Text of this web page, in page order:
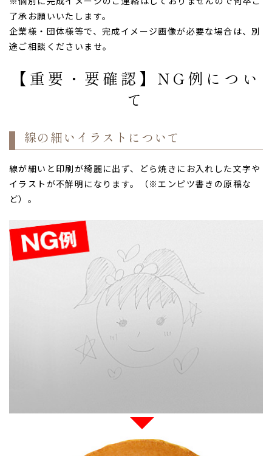
※個別に完成イメージのご連絡はしておりませんので何卒ご
了承お願いいたします。
企業様・団体様等で、完成イメージ画像が必要な場合は、別
途ご相談くださいませ。
【重要・要確認】NG例につい
て
線の細いイラストについて
線が細いと印刷が綺麗に出ず、どら焼きにお入れした文字や
イラストが不鮮明になります。（※エンピツ書きの原稿な
ど）。
ご注文手続きに進む